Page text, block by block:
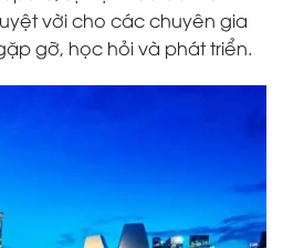
vời cho các chuyên gia
gỡ, học hỏi và phát triển.